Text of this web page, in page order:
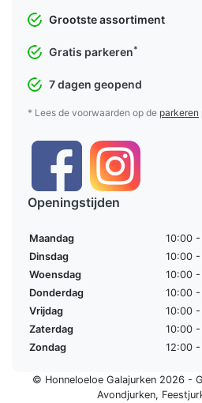
Grootste assortiment
Gratis parkeren*
7 dagen geopend
* Lees de voorwaarden op de parkeren
Openingstijden
Maandag
10:00
Dinsdag
10:00
Woensdag
10:00
Donderdag
10:00
Vrijdag
10:00
Zaterdag
10:00 -
Zondag
12:00 -
© Honneloeloe Galajurken 2026 -
Avondjurken,